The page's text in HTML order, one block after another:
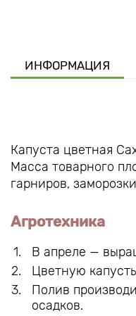
ИНФОРМАЦИЯ
Капуста цветная
Масса товарного
гарниров,
Агротехника
В апреле —
Цветную
Полив
осадков.